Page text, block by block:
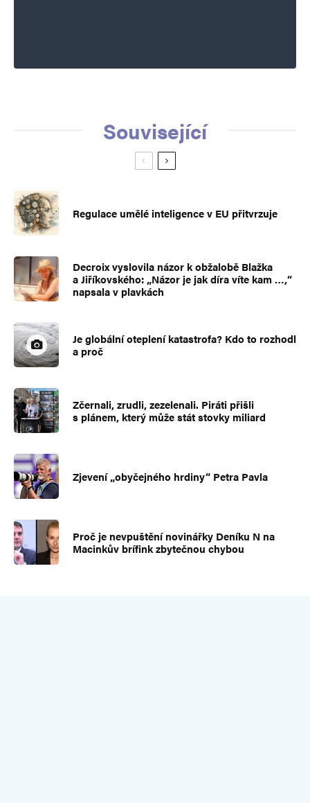
Související
Regulace umělé inteligence v EU přitvrzuje
Decroix vyslovila názor k obžalobě Blažka
a Jiříkovského: „Názor je jak díra víte kam …,“
napsala v plavkách
Je globální oteplení katastrofa? Kdo to rozhodl
a proč
Zčernali, zrudli, zezelenali. Piráti přišli
s plánem, který může stát stovky miliard
Zjevení „obyčejného hrdiny“ Petra Pavla
Proč je nevpuštění novinářky Deníku N na
Macinkův brífink zbytečnou chybou